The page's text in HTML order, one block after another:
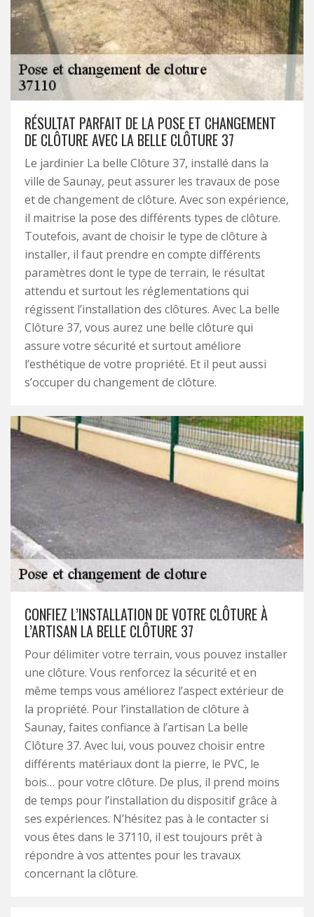
RÉSULTAT PARFAIT DE LA POSE ET CHANGEMENT
DE CLÔTURE AVEC LA BELLE CLÔTURE 37
Le jardinier La belle Clôture 37, installé dans la
ville de Saunay, peut assurer les travaux de pose
et de changement de clôture. Avec son expérience,
il maitrise la pose des différents types de clôture.
Toutefois, avant de choisir le type de clôture à
installer, il faut prendre en compte différents
paramètres dont le type de terrain, le résultat
attendu et surtout les réglementations qui
régissent l’installation des clôtures. Avec La belle
Clôture 37, vous aurez une belle clôture qui
assure votre sécurité et surtout améliore
l’esthétique de votre propriété. Et il peut aussi
s’occuper du changement de clôture.
CONFIEZ L’INSTALLATION DE VOTRE CLÔTURE À
L’ARTISAN LA BELLE CLÔTURE 37
Pour délimiter votre terrain, vous pouvez installer
une clôture. Vous renforcez la sécurité et en
même temps vous améliorez l’aspect extérieur de
la propriété. Pour l’installation de clôture à
Saunay, faites confiance à l’artisan La belle
Clôture 37. Avec lui, vous pouvez choisir entre
différents matériaux dont la pierre, le PVC, le
bois… pour votre clôture. De plus, il prend moins
de temps pour l’installation du dispositif grâce à
ses expériences. N’hésitez pas à le contacter si
vous êtes dans le 37110, il est toujours prêt à
répondre à vos attentes pour les travaux
concernant la clôture.